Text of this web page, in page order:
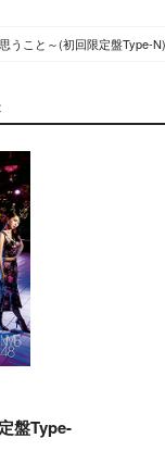
うこと～(初回限定盤Type-N)
盤Type-